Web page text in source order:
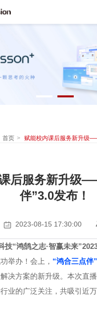
首页 赋能校内课后服务新升级
后服务新升级
伴”3.0发布！
2023-08-15 17:30:00
技“鸿鹄之志·智赢未来
举办！会上， “鸿合三点伴
决方案的新升级。本次直
业的广泛关注，共吸引近万